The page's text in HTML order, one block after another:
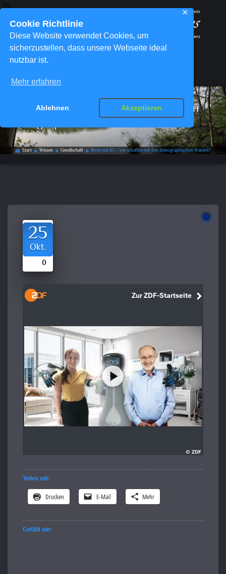
Cookie Richtlinie
Diese Website verwendet Cookies, um
sicherzustellen, dass unsere Webseite ideal
nutzbar ist.
Mehr erfahren
Ablehnen Akzeptieren
✕
Rente mit 85 – wie schaffen wir den
demographischen Wandel?
home_work Start double_arrow Wissen double_arrow Gesellschaft double_arrow Rente mit 85 – wie schaffen wir den demographischen Wandel?
25
Okt.
0
Teilen mit:
Drucken E-Mail Mehr
Gefällt mir: